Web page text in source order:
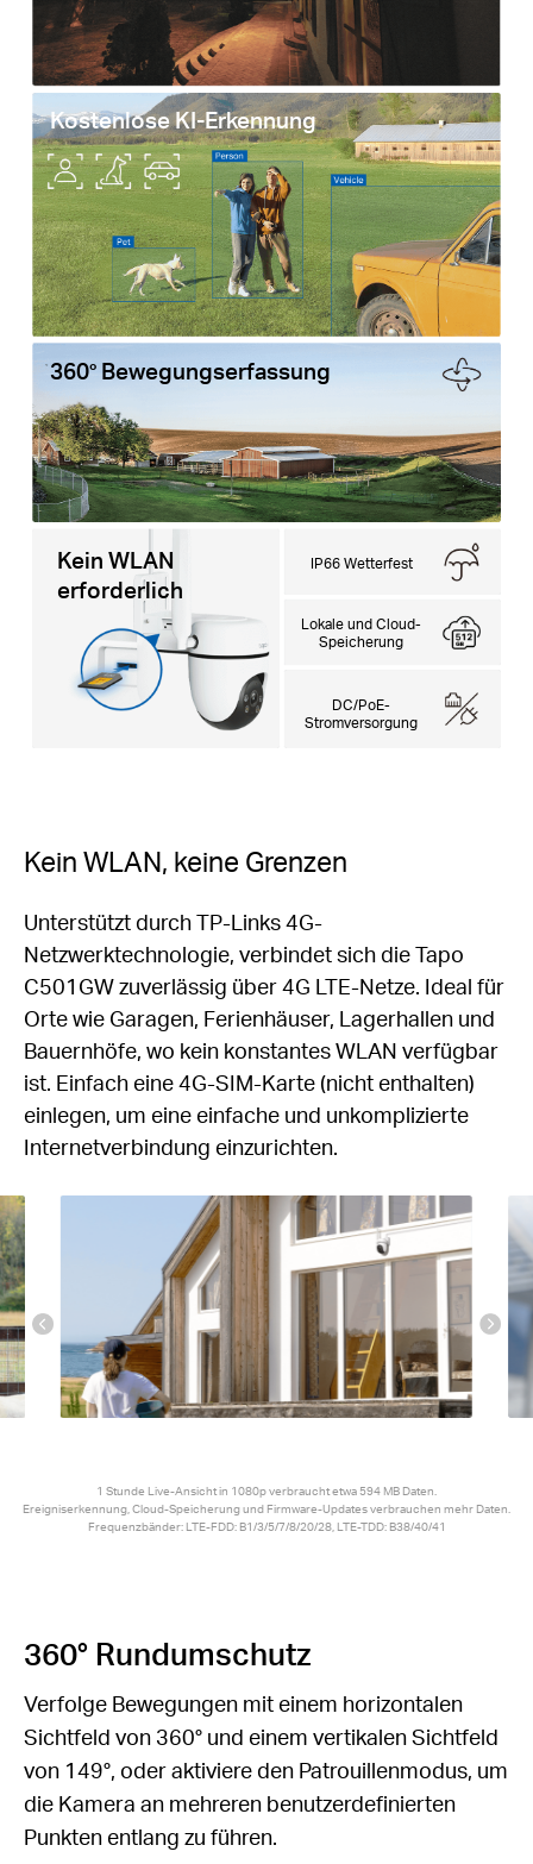
Kostenlose KI-Erkennung
Kein WLAN
erforderlich
DC/PoE-
Stromversorgung
Lokale und Cloud-
Speicherung
IP66 Wetterfest
360° Bewegungserfassung
Kein WLAN, keine Grenzen
Unterstützt durch TP-Links 4G-
Netzwerktechnologie, verbindet sich die Tapo
C501GW zuverlässig über 4G LTE-Netze. Ideal für
Orte wie Garagen, Ferienhäuser, Lagerhallen und
Bauernhöfe, wo kein konstantes WLAN verfügbar
ist. Einfach eine 4G-SIM-Karte (nicht enthalten)
einlegen, um eine einfache und unkomplizierte
Internetverbindung einzurichten.
1 Stunde Live-Ansicht in 1080p verbraucht etwa 594 MB Daten.
Ereigniserkennung, Cloud-Speicherung und Firmware-Updates verbrauchen mehr Daten.
Frequenzbänder: LTE-FDD: B1/3/5/7/8/20/28, LTE-TDD: B38/40/41
360° Rundumschutz
Verfolge Bewegungen mit einem horizontalen
Sichtfeld von 360° und einem vertikalen Sichtfeld
von 149°, oder aktiviere den Patrouillenmodus, um
die Kamera an mehreren benutzerdefinierten
Punkten entlang zu führen.